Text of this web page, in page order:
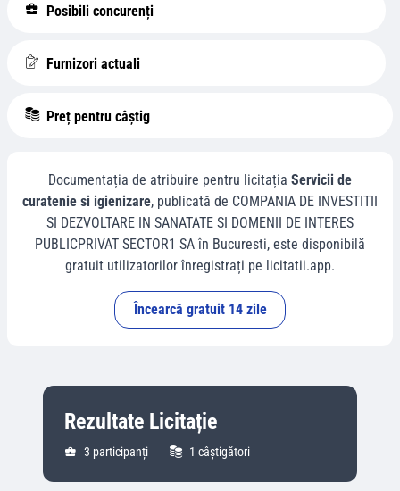
Posibili concurenți
Furnizori actuali
Preț pentru câștig
Documentația de atribuire pentru licitația Servicii de
curatenie si igienizare, publicată de COMPANIA DE INVESTITII
SI DEZVOLTARE IN SANATATE SI DOMENII DE INTERES
PUBLICPRIVAT SECTOR1 SA în Bucuresti, este disponibilă
gratuit utilizatorilor înregistrați pe licitatii.app.
Încearcă gratuit 14 zile
Rezultate Licitație
3 participanți 1 câștigători